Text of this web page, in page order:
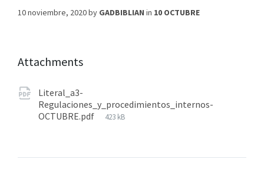
10 noviembre, 2020by GADBIBLIAN in 10 OCTUBRE
Attachments
Literal_a3-
Regulaciones_y_procedimientos_internos-
OCTUBRE.pdf
423 kB